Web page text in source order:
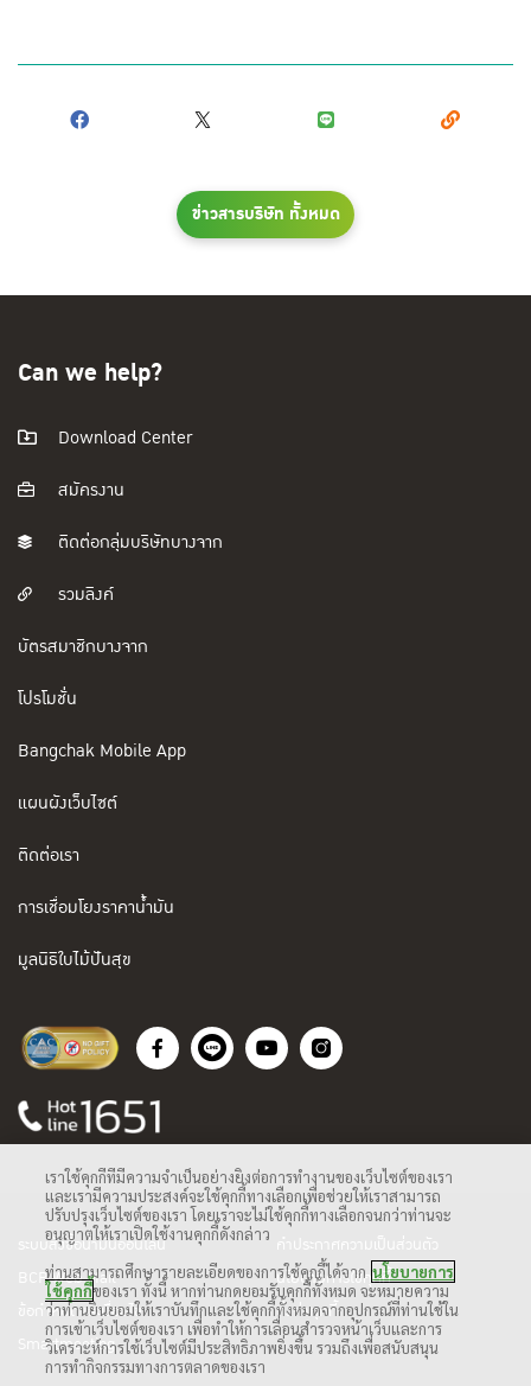
ข่าวสารบริษัท ทั้งหมด
Can we help?
Download Center
สมัครงาน
ติดต่อกลุ่มบริษัทบางจาก
รวมลิงค์
บัตรสมาชิกบางจาก
โปรโมชั่น
Bangchak Mobile App
แผนผังเว็บไซต์
ติดต่อเรา
การเชื่อมโยงราคาน้ำมัน
มูลนิธิใบไม้ปันสุข
ระบบสั่งซื้อน้ำมันออนไลน์
BCP Web Mail
ข้อกำหนดและเงื่อนไข
Smartmeeting
นโยบายการใช้คุกกี้
ตั้งค่าคุกกี้
เราใช้คุกกี้ที่มีความจำเป็นอย่างยิ่งต่อการทำงานของเว็บไซต์ของเรา
และเรามีความประสงค์จะใช้คุกกี้ทางเลือกเพื่อช่วยให้เราสามารถ
ปรับปรุงเว็บไซต์ของเรา โดยเราจะไม่ใช้คุกกี้ทางเลือกจนกว่าท่านจะ
อนุญาตให้เราเปิดใช้งานคุกกี้ดังกล่าว
ท่านสามารถศึกษารายละเอียดของการใช้คุกกี้ได้จาก นโยบายการ
ใช้คุกกี้ของเรา ทั้งนี้ หากท่านกดยอมรับคุกกี้ทั้งหมด จะหมายความ
ว่าท่านยินยอมให้เราบันทึกและใช้คุกกี้ทั้งหมดจากอุปกรณ์ที่ท่านใช้ใน
การเข้าเว็บไซต์ของเรา เพื่อทำให้การเลื่อนสำรวจหน้าเว็บและการ
วิเคราะห์การใช้เว็บไซต์มีประสิทธิภาพยิ่งขึ้น รวมถึงเพื่อสนับสนุน
การทำกิจกรรมทางการตลาดของเรา